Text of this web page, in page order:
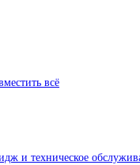
всё
и техническое